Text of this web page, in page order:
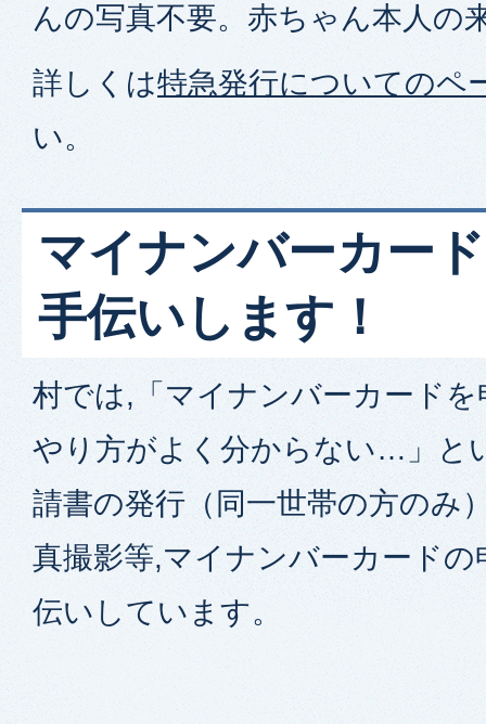
んの写真不要。赤ちゃん本人の
詳しくは特急発行についてのペ
い。
マイナンバーカー
手伝いします！
村では,「マイナンバーカード
やり方がよく分からない…」と
請書の発行（同一世帯の方のみ
真撮影等,マイナンバーカードの
伝いしています。